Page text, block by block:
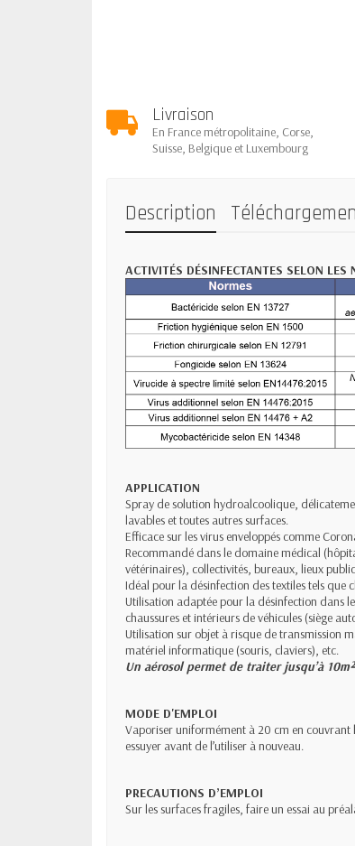
Livraison
En France métropolitaine, Corse,
Suisse, Belgique et Luxembourg
Description
ACTIVITÉS DÉSINFECTANTES SELON
APPLICATION
Spray de solution hydroalcoolique,
lavables et toutes autres surfaces.
Efficace sur les virus enveloppés comme
Recommandé dans le domaine médical
vétérinaires), collectivités, bureaux, lieux
Idéal pour la désinfection des textiles tels que
Utilisation adaptée pour la désinfection dans
chaussures et intérieurs de véhicules (siège
Utilisation sur objet à risque de transmission
matériel informatique (souris, claviers), etc.
Un aérosol permet de traiter jusqu’à
MODE D'EMPLOI
Vaporiser uniformément à 20 cm en couvrant
essuyer avant de l’utiliser à nouveau.
PRECAUTIONS D’EMPLOI
Sur les surfaces fragiles, faire un essai au